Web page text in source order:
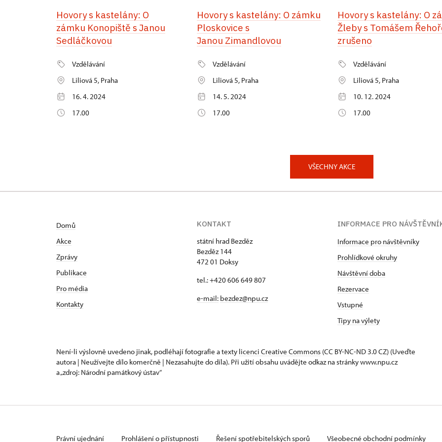
Hovory s kastelány: O
zámku Konopiště s Janou
Sedláčkovou
Vzdělávání
Liliová 5, Praha
16. 4. 2024
17.00
Hovory s kastelány: O zámku
Ploskovice s
Janou Zimandlovou
Vzdělávání
Liliová 5, Praha
14. 5. 2024
17.00
Hovory s kastelány: O
Žleby s Tomášem
zrušeno
Vzdělávání
Liliová 5, Praha
10. 12. 2024
17.00
VŠECHNY AKCE
Domů
Akce
Zprávy
Publikace
Pro média
Kontakty
KONTAKT
státní hrad Bezděz
Bezděz 144
472 01 Doksy
tel.: +420 606 649 807
e-mail: bezdez@npu.cz
INFORMACE PRO
Informace pro návštěvníky
Prohlídkové okruhy
Návštěvní doba
Rezervace
Vstupné
Tipy na výlety
Není-li výslovně uvedeno jinak, podléhají fotografie a texty licenci Creative Commons (CC BY-NC-ND 3.0 CZ) (Uveďte
autora | Neužívejte dílo komerčně | Nezasahujte do díla). Při užití obsahu uvádějte odkaz na stránky www.npu.cz
a „zdroj: Národní památkový ústav“
Právní ujednání Prohlášení o přístupnosti Řešení spotřebitelských sporů Všeobecné obchodní podmínky